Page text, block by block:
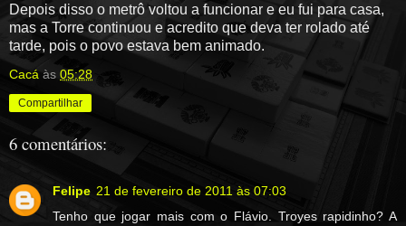
Depois disso o metrô voltou a funcionar e eu fui para casa,
mas a Torre continuou e acredito que deva ter rolado até
tarde, pois o povo estava bem animado.
Cacá às 05:28
Compartilhar
6 comentários:
Felipe 21 de fevereiro de 2011 às 07:03
Tenho que jogar mais com o Flávio. Troyes rapidinho? A